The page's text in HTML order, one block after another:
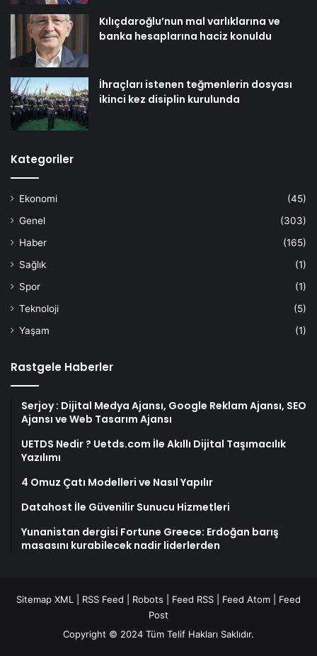
Kılıçdaroğlu’nun mal varlıklarına ve
banka hesaplarına haciz konuldu
İhraçları istenen teğmenlerin dosyası
ikinci kez disiplin kurulunda
Kategoriler
Ekonomi
(45)
Genel
(303)
Haber
(165)
Sağlık
(1)
Spor
(1)
Teknoloji
(5)
Yaşam
(1)
Rastgele Haberler
Serjoy : Dijital Medya Ajansı, Google Reklam Ajansı, SEO
Ajansı ve Web Tasarım Ajansı
UETDS Nedir ? Uetds.com İle Akıllı Dijital Taşımacılık
Yazılımı
4 Omuz Çatı Modelleri ve Nasıl Yapılır
Datahost İle Güvenilir Sunucu Hizmetleri
Yunanistan dergisi Fortune Greece: Erdoğan barış
masasını kurabilecek nadir liderlerden
Sitemap XML RSS Feed Robots Feed RSS Feed Atom
Feed
Post
Copyright © 2024 Tüm Telif Hakları Saklıdır.